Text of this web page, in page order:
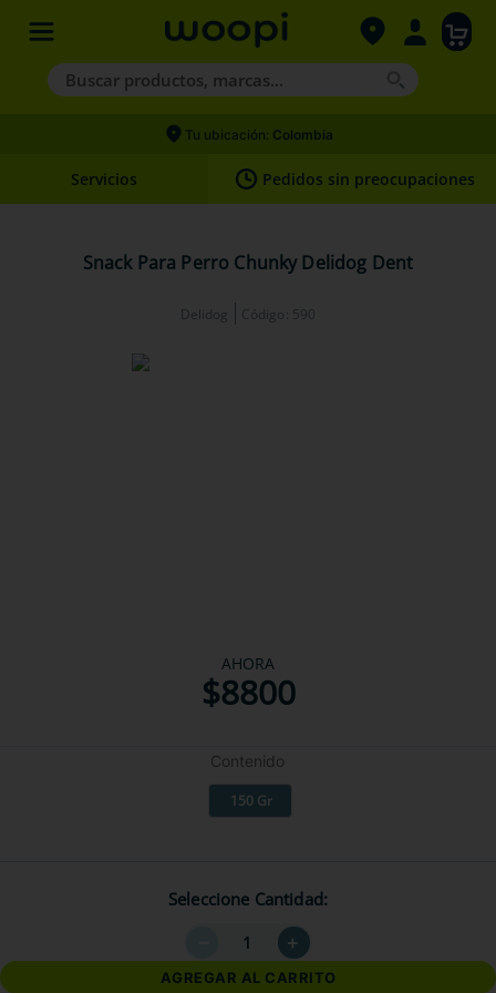
Buscar productos, marcas...
Términos más buscados
2.
hills
Tu ubicación: Colombia
Servicios Pedidos sin preocupaciones
Snack Para Perro Chunky Delidog Dent
Delidog Código: 590
AHORA
$8800
Contenido
150 Gr
Seleccione Cantidad
＋
AGREGAR AL CARRITO